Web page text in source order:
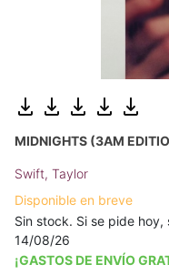
MIDNIGHTS (3AM
Swift, Taylor
Disponible en breve
Sin stock. Si se pide
14/08/26
¡GASTOS DE ENVÍO